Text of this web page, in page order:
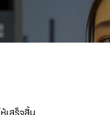
เสร็จสิ้น